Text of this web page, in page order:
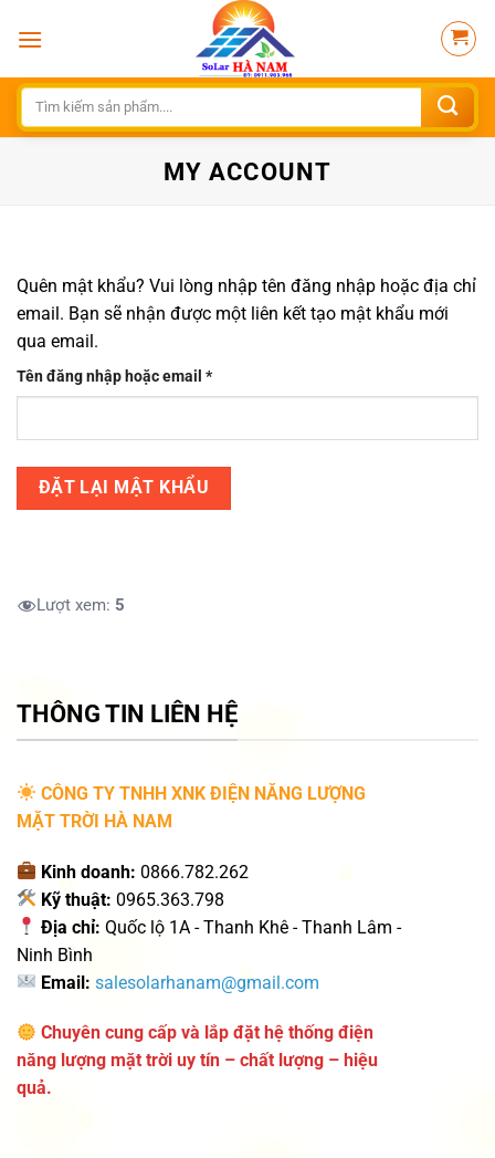
qua
dungTìm
kiếm:
MY ACCOUNT
Quên mật khẩu? Vui lòng nhập tên đăng nhập hoặc địa chỉ
email. Bạn sẽ nhận được một liên kết tạo mật khẩu mới
qua email.
Tên đăng nhập hoặc email *Bắt
buộc
ĐẶT LẠI MẬT KHẨU
Lượt xem: 5
THÔNG TIN LIÊN HỆ
CÔNG TY TNHH XNK ĐIỆN NĂNG LƯỢNG
MẶT TRỜI HÀ NAM
Kinh doanh: 0866.782.262
Kỹ thuật: 0965.363.798
Địa chỉ: Quốc lộ 1A - Thanh Khê - Thanh Lâm -
Ninh Bình
Email: salesolarhanam@gmail.com
Chuyên cung cấp và lắp đặt hệ thống điện
năng lượng mặt trời uy tín – chất lượng – hiệu
quả.